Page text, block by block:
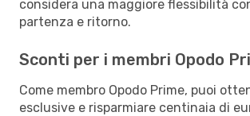
considera una maggiore flessibilità
partenza e ritorno.
Sconti per i membri Opodo
Come membro Opodo Prime, puoi
esclusive e risparmiare centinaia di